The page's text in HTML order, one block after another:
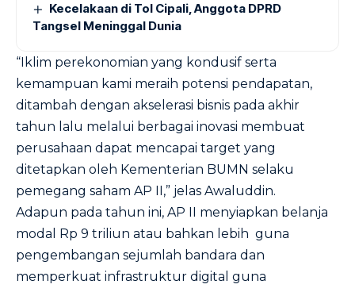
Kecelakaan di Tol Cipali, Anggota DPRD
Tangsel Meninggal Dunia
“Iklim perekonomian yang kondusif serta
kemampuan kami meraih potensi pendapatan,
ditambah dengan akselerasi bisnis pada akhir
tahun lalu melalui berbagai inovasi membuat
perusahaan dapat mencapai target yang
ditetapkan oleh Kementerian BUMN selaku
pemegang saham AP II,” jelas Awaluddin.
Adapun pada tahun ini, AP II menyiapkan belanja
modal Rp 9 triliun atau bahkan lebih guna
pengembangan sejumlah bandara dan
memperkuat infrastruktur digital guna